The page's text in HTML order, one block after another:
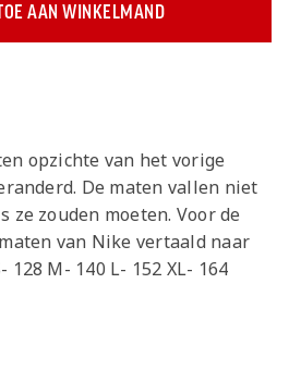
AAN WINKELMAND
opzichte van het vorige
De maten vallen niet
ze zouden moeten. Voor de
van Nike vertaald naar
128 M- 140 L- 152 XL- 164